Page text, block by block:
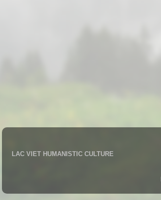
LAC VIET HUMANISTIC CULTURE